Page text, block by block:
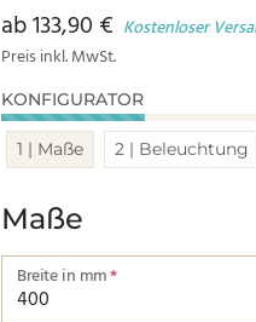
ab133,90 € Kostenloser
Preis inkl. MwSt.
KONFIGURATOR
1 | Maße 2 | Beleuchtung
Maße
Breite in mm*